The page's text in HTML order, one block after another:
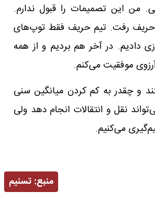
من این تصمیمات را قبول ندارم.
حریف رفت. تیم حریف فقط توپ‌های
دادیم. در آخر هم بردیم و از همه
موفقیت می‌کنم.
و چقدر به کم کردن میانگین سنی
نقل و انتقالات انجام دهد ولی
می‌کنیم.
منبع: تسنیم